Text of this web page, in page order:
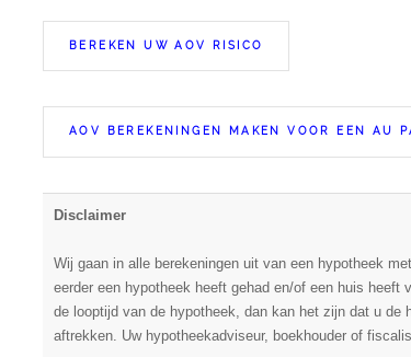
BEREKEN UW AOV RISICO
AOV BEREKENINGEN MAKEN VOOR EEN AU
Disclaimer
Wij gaan in alle berekeningen uit van een hypotheek
eerder een hypotheek heeft gehad en/of een huis
de looptijd van de hypotheek, dan kan het zijn dat u
aftrekken. Uw hypotheekadviseur, boekhouder of